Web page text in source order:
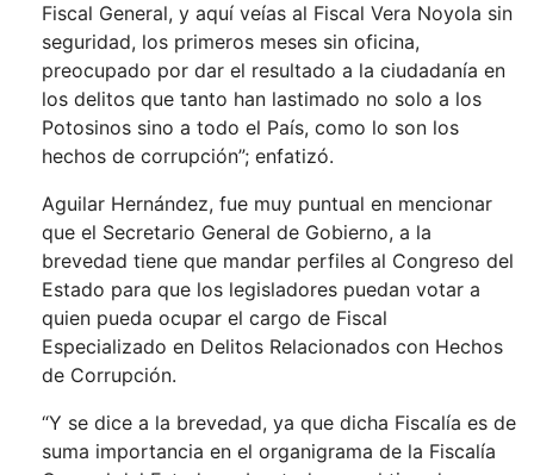
Fiscal General, y aquí veías al Fiscal Vera Noyola sin
seguridad, los primeros meses sin oficina,
preocupado por dar el resultado a la ciudadanía en
los delitos que tanto han lastimado no solo a los
Potosinos sino a todo el País, como lo son los
hechos de corrupción”; enfatizó.
Aguilar Hernández, fue muy puntual en mencionar
que el Secretario General de Gobierno, a la
brevedad tiene que mandar perfiles al Congreso del
Estado para que los legisladores puedan votar a
quien pueda ocupar el cargo de Fiscal
Especializado en Delitos Relacionados con Hechos
de Corrupción.
“Y se dice a la brevedad, ya que dicha Fiscalía es de
suma importancia en el organigrama de la Fiscalía